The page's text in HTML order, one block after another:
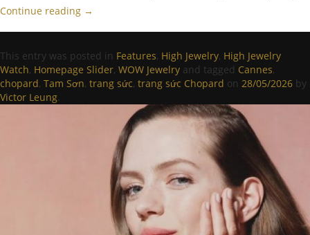
Continue reading →
This entry was posted in Features, High Jewelry, High Jewelry
Watch, Homepage Slider, WOW Jewelry and tagged Cannes,
chopard, Tam Sơn, trang sức, trang sức Chopard on 28/05/2026 by
Victor Leung.